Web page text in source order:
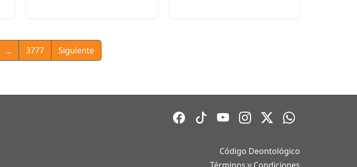
... 3777 Siguiente
Código Deontológico
Términos y Condiciones